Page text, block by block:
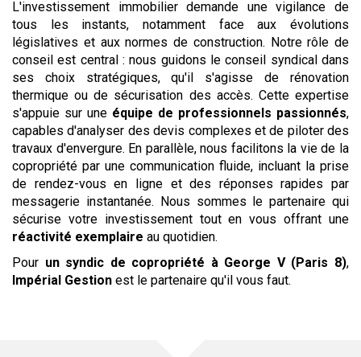
L'investissement immobilier demande une vigilance de
tous les instants, notamment face aux évolutions
législatives et aux normes de construction. Notre rôle de
conseil est central : nous guidons le conseil syndical dans
ses choix stratégiques, qu'il s'agisse de rénovation
thermique ou de sécurisation des accès. Cette expertise
s'appuie sur une équipe de professionnels passionnés,
capables d'analyser des devis complexes et de piloter des
travaux d'envergure. En parallèle, nous facilitons la vie de la
copropriété par une communication fluide, incluant la prise
de rendez-vous en ligne et des réponses rapides par
messagerie instantanée. Nous sommes le partenaire qui
sécurise votre investissement tout en vous offrant une
réactivité exemplaire au quotidien.
Pour un syndic de copropriété à George V (Paris 8),
Impérial Gestion est le partenaire qu'il vous faut.